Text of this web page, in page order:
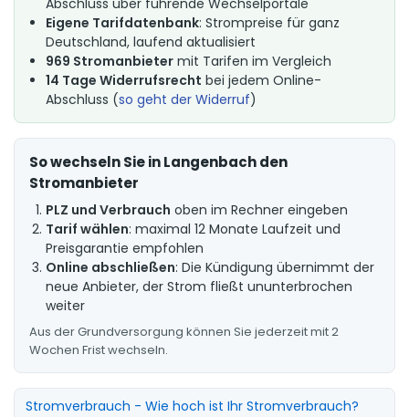
Eigene Tarifdatenbank: Strompreise für ganz
Deutschland, laufend aktualisiert
969 Stromanbieter mit Tarifen im Vergleich
14 Tage Widerrufsrecht bei jedem Online-
Abschluss (so geht der Widerruf)
So wechseln Sie in Langenbach den
Stromanbieter
PLZ und Verbrauch oben im Rechner eingeben
Tarif wählen: maximal 12 Monate Laufzeit und
Preisgarantie empfohlen
Online abschließen: Die Kündigung übernimmt der
neue Anbieter, der Strom fließt ununterbrochen
weiter
Aus der Grundversorgung können Sie jederzeit mit 2
Wochen Frist wechseln.
Stromverbrauch - Wie hoch ist Ihr Stromverbrauch?